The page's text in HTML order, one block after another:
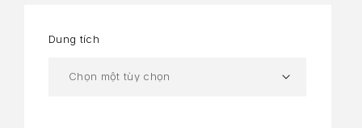
Dung tích